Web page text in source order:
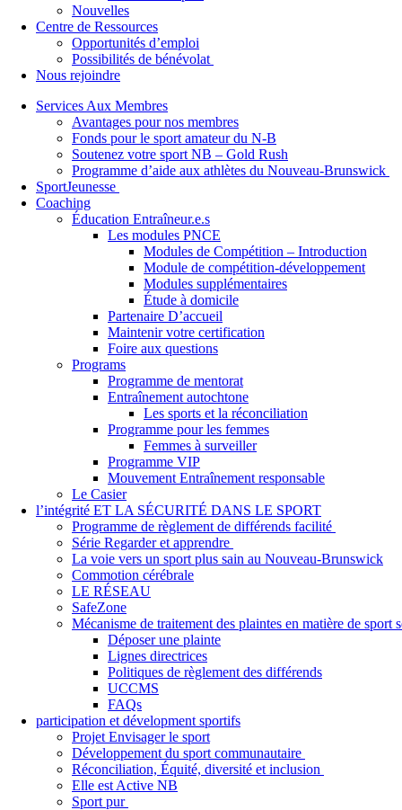
Nouvelles
Centre de Ressources
Opportunités d’emploi
Possibilités de bénévolat
Nous rejoindre
Services Aux Membres
Avantages pour nos membres
Fonds pour le sport amateur du N-B
Soutenez votre sport NB – Gold Rush
Programme d’aide aux athlètes du Nouveau-Brunswick
SportJeunesse
Coaching
Éducation Entraîneur.e.s
Les modules PNCE
Modules de Compétition – Introduction
Module de compétition-développement
Modules supplémentaires
Étude à domicile
Partenaire D’accueil
Maintenir votre certification
Foire aux questions
Programs
Programme de mentorat
Entraînement autochtone
Les sports et la réconciliation
Programme pour les femmes
Femmes à surveiller
Programme VIP
Mouvement Entraînement responsable
Le Casier
l’intégrité ET LA SÉCURITÉ DANS LE SPORT
Programme de règlement de différends facilité
Série Regarder et apprendre
La voie vers un sport plus sain au Nouveau-Brunswick
Commotion cérébrale
LE RÉSEAU
SafeZone
Mécanisme de traitement des plaintes en matière de
Déposer une plainte
Lignes directrices
Politiques de règlement des différends
UCCMS
FAQs
participation et dévelopment sportifs
Projet Envisager le sport
Développement du sport communautaire
Réconciliation, Équité, diversité et inclusion
Elle est Active NB
Sport pur